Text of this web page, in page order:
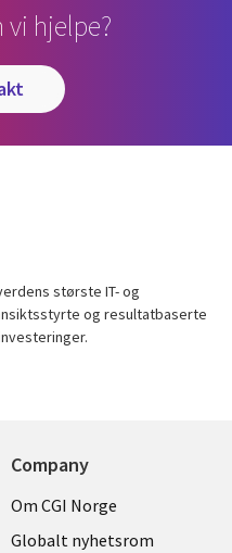
vi hjelpe?
største IT- og
og resultatbaserte
Company
Useful
links
Om CGI Norge
Globalt nyhetsrom